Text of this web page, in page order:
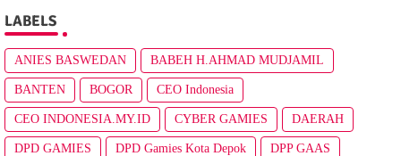
LABELS
ANIES BASWEDAN BABEH H.AHMAD MUDJAMIL
BANTEN BOGOR CEO Indonesia
CEO INDONESIA.MY.ID CYBER GAMIES DAERAH
DPD GAMIES DPD Gamies Kota Depok DPP GAAS